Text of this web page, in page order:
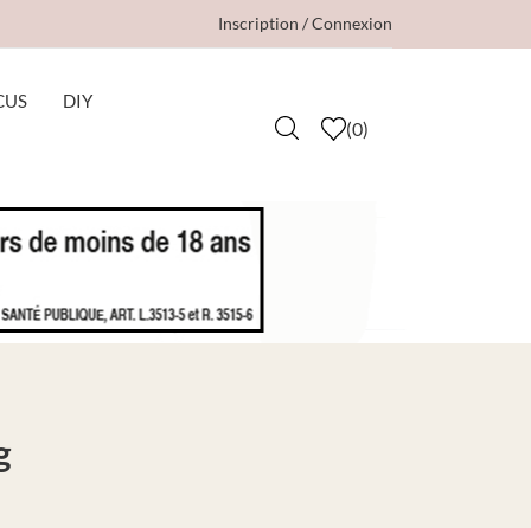
Inscription / Connexion
DIY
(0)